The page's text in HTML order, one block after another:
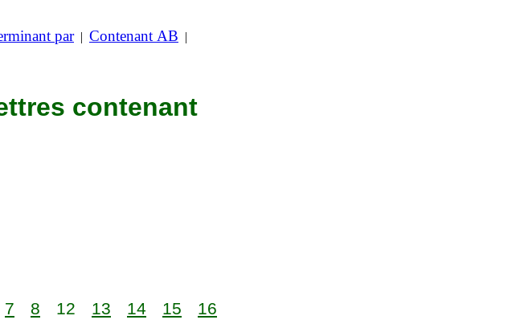
par| Contenant AB |
contenant
7 8 12 13 14 15 16